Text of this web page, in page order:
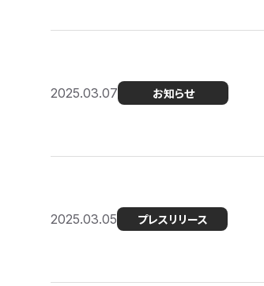
2025.03.07 お知らせ
2025.03.05 プレスリリース